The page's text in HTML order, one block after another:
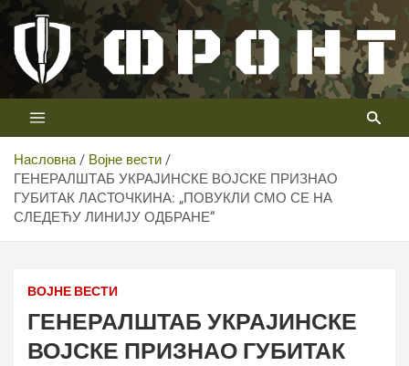
Скип
цонтент
Телевизија ФРОНТ
Први војни канал у Србији
Насловна
Војне вести
ГЕНЕРАЛШТАБ УКРАЈИНСКЕ ВОЈСКЕ ПРИЗНАО
ГУБИТАК ЛАСТОЧКИНА: „ПОВУКЛИ СМО СЕ НА
СЛЕДЕЋУ ЛИНИЈУ ОДБРАНЕ“
ВОЈНЕ ВЕСТИ
ГЕНЕРАЛШТАБ УКРАЈИНСКЕ
ВОЈСКЕ ПРИЗНАО ГУБИТАК